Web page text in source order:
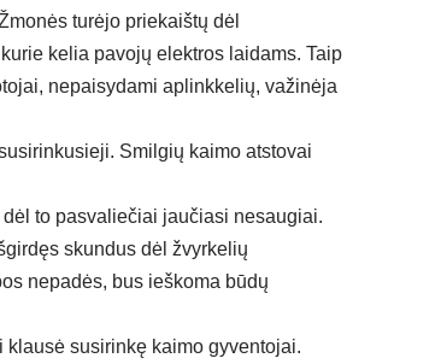
turėjo priekaištų dėl
kelia pavojų elektros laidams. Taip
nepaisydami aplinkkelių, važinėja
Smilgių kaimo atstovai
to pasvaliečiai jaučiasi nesaugiai.
skundus dėl žvyrkelių
nepadės, bus ieškoma būdų
klausė susirinkę kaimo gyventojai.